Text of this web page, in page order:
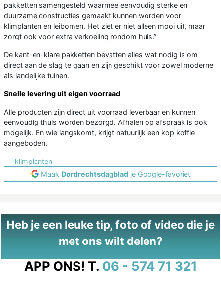
pakketten samengesteld waarmee eenvoudig sterke en
duurzame constructies gemaakt kunnen worden voor
klimplanten en leibomen. Het ziet er niet alleen mooi uit, maar
zorgt ook voor extra verkoeling rondom huis.”
De kant-en-klare pakketten bevatten alles wat nodig is om
direct aan de slag te gaan en zijn geschikt voor zowel moderne
als landelijke tuinen.
Snelle levering uit eigen voorraad
Alle producten zijn direct uit voorraad leverbaar en kunnen
eenvoudig thuis worden bezorgd. Afhalen op afspraak is ook
mogelijk. En wie langskomt, krijgt natuurlijk een kop koffie
aangeboden.
klimplanten
Maak Dordrechtsdagbladje Google-favoriet
Heb je een leuke tip, foto of video die je
met ons wilt delen?
APP ONS! T. 06 - 574 71 321